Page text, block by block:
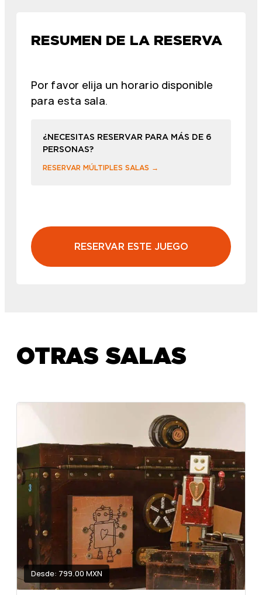
RESUMEN DE LA RESERVA
Por favor elija un horario disponible
para esta sala.
¿NECESITAS RESERVAR PARA MÁS DE 6
PERSONAS?
RESERVAR MÚLTIPLES SALAS →
RESERVAR ESTE JUEGO
OTRAS SALAS
Desde: 799.00 MXN